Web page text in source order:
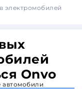
электромобилей
Onvo
автомобили